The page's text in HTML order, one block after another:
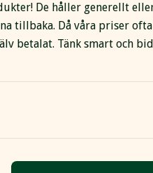
De håller generellt
tillbaka. Då våra priser
betalat. Tänk smart och